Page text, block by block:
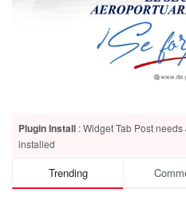
Plugin Install : Widget Tab Post
installed
Trending